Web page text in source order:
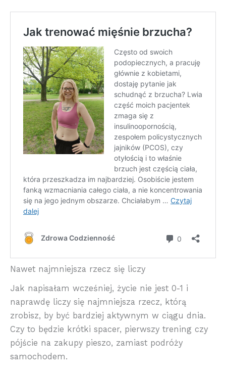
Nawet najmniejsza rzecz się liczy
Jak napisałam wcześniej, życie nie jest 0-1 i
naprawdę liczy się najmniejsza rzecz, którą
zrobisz, by być bardziej aktywnym w ciągu dnia.
Czy to będzie krótki spacer, pierwszy trening czy
pójście na zakupy pieszo, zamiast podróży
samochodem.